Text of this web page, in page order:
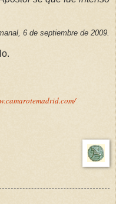
6 de septiembre de 2009.